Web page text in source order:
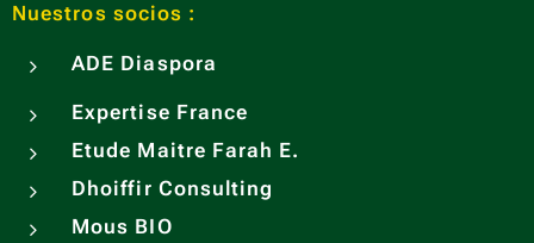
Nuestros socios :
ADE Diaspora
Expertise France
Etude Maitre Farah E.
Dhoiffir Consulting
Mous BIO